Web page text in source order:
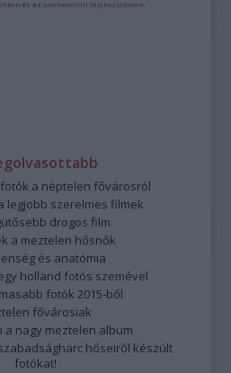
és azadatvédelmi tájékoztatóban
a néptelen fővárosról
legjobb szerelmes filmek
drogos film
a meztelen hősnők
és anatómia
holland fotós szemével
fotók 2015-ből
fővárosiak
a nagy meztelen album
hőseiről készült
fotókat!